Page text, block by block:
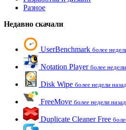
Разное
Недавно скачали
UserBenchmark более
Notation Player более
Disk Wipe более недели назад
FreeMove более недели назад
Duplicate Cleaner Free